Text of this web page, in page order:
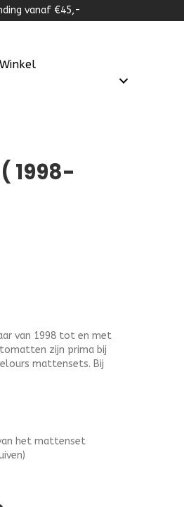
vanaf €45,-
Winkel
( 1998-
van 1998 tot en met
zijn prima bij
mattensets. Bij
het mattenset